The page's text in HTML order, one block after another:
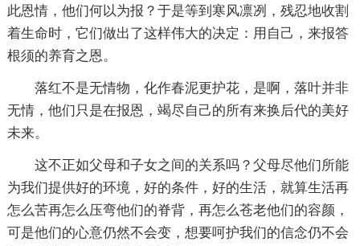
此恩情，他们何以为报？于是等到寒风凛冽，残忍地收割
着生命时，它们做出了这样伟大的决定：用自己，来报答
根须的养育之恩。
落红不是无情物，化作春泥更护花，是啊，落叶并非
无情，他们只是在报恩，竭尽自己的所有来换后代的美好
未来。
这不正如父母和子女之间的关系吗？父母尽他们所能
为我们提供好的环境，好的条件，好的生活，就算生活再
怎么苦再怎么压弯他们的脊背，再怎么苍老他们的容颜，
可是他们的心意仍然不会变，想要呵护我们的信念仍不会